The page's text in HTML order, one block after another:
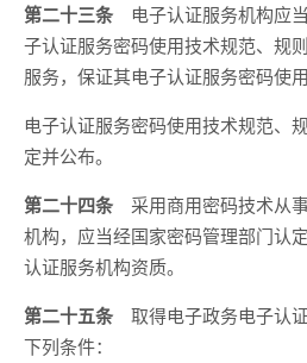
第二十三条 电子认证服务机构应
子认证服务密码使用技术规范、规
服务，保证其电子认证服务密码使
电子认证服务密码使用技术规范、
定并公布。
第二十四条 采用商用密码技术从
机构，应当经国家密码管理部门认
认证服务机构资质。
第二十五条 取得电子政务电子认
下列条件：